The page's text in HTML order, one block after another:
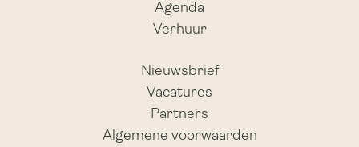
Agenda
Verhuur
Nieuwsbrief
Vacatures
Partners
Algemene voorwaarden